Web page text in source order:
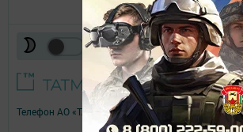
Телефон АО «ТАТМЕДИА»: (843) 222 09 84